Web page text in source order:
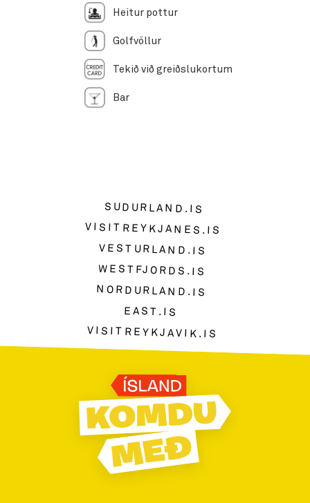
Heitur pottur
Golfvöllur
Tekið við greiðslukortum
Bar
SUDURLAND.IS
VISITREYKJANES.IS
VESTURLAND.IS
WESTFJORDS.IS
NORDURLAND.IS
EAST.IS
VISITREYKJAVIK.IS